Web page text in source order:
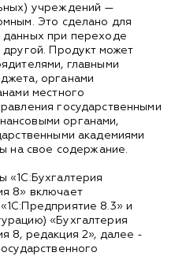
учреждений —
Это сделано для
данных при переходе
Продукт может
главными
органами
местного
государственными
органами,
академиями
на свое содержание.
«1С:Бухгалтерия
8» включает
8.3» и
«Бухгалтерия
8, редакция 2», далее -